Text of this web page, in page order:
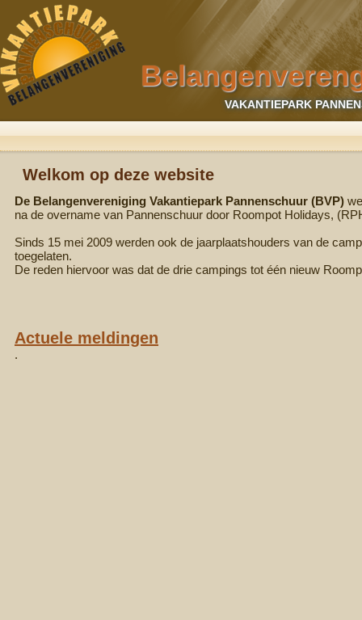
VAKANTIEPARK
Welkom op deze website
De Belangenvereniging Vakantiepark Pannenschuur (BVP)
na de overname van Pannenschuur door Roompot Holidays,
Sinds 15 mei 2009 werden ook de jaarplaatshouders van de
toegelaten.
De reden hiervoor was dat de drie campings tot één nieuw
Actuele meldingen
.